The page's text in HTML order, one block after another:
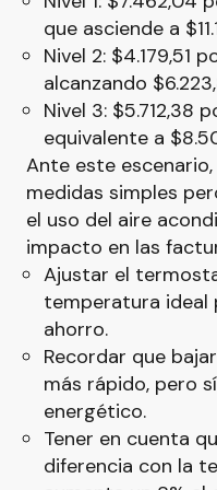
que asciende a
Nivel 2: $4.179,51
alcanzando
Nivel 3: $5.712,38
equivalente a
Ante este
medidas simples
el uso del aire
impacto en las
Ajustar el
temperatura
ahorro.
Recordar que
más rápido, pero
energético.
Tener en cuenta
diferencia con la